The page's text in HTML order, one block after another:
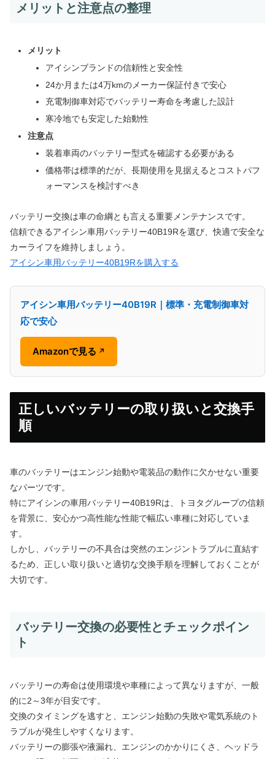
メリットと注意点の整理
メリット
アイシンブランドの信頼性と安全性
24か月または4万kmのメーカー保証付きで安心
充電制御車対応でバッテリー寿命を考慮した設計
寒冷地でも安定した始動性
注意点
装着車両のバッテリー型式を確認する必要がある
価格帯は標準的だが、長期使用を見据えるとコストパフ
ォーマンスを検討すべき
バッテリー交換は車の命綱とも言える重要メンテナンスです。
信頼できるアイシン車用バッテリー40B19Rを選び、快適で安全な
カーライフを維持しましょう。
アイシン車用バッテリー40B19Rを購入する
アイシン車用バッテリー40B19R｜標準・充電制御車対
応で安心
Amazonで見る ↗
正しいバッテリーの取り扱いと交換手
順
車のバッテリーはエンジン始動や電装品の動作に欠かせない重要
なパーツです。
特にアイシンの車用バッテリー40B19Rは、トヨタグループの信頼
を背景に、安心かつ高性能な性能で幅広い車種に対応していま
す。
しかし、バッテリーの不具合は突然のエンジントラブルに直結す
るため、正しい取り扱いと適切な交換手順を理解しておくことが
大切です。
バッテリー交換の必要性とチェックポイン
ト
バッテリーの寿命は使用環境や車種によって異なりますが、一般
的に2～3年が目安です。
交換のタイミングを逃すと、エンジン始動の失敗や電気系統のト
ラブルが発生しやすくなります。
バッテリーの膨張や液漏れ、エンジンのかかりにくさ、ヘッドラ